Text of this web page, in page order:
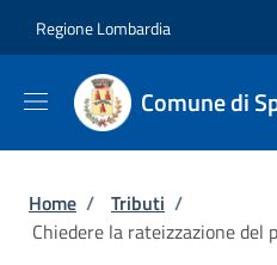
Regione Lombardia
Comune di
Briciole di pane
Home / Tributi /
Chiedere la rateizzazione